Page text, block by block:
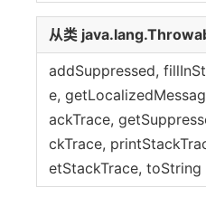
从类
addSuppressed,
e,
ackTrace,
ckTrace,
etStackTrace, toString